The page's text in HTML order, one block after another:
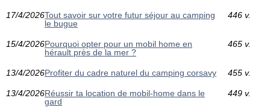
17/4/2026Tout savoir sur votre futur séjour au camping
le bugue
446 v.
15/4/2026Pourquoi opter pour un mobil home en
hérault près de la mer ?
465 v.
13/4/2026Profiter du cadre naturel du camping corsavy 455 v.
13/4/2026Réussir ta location de mobil-home dans le
gard
449 v.